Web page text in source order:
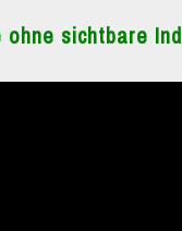
sichtbare